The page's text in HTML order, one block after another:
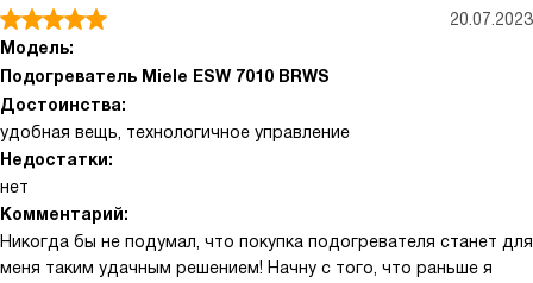
20.07.2023
Модель:
Подогреватель Miele ESW 7010 BRWS
Достоинства:
удобная вещь, технологичное управление
Недостатки:
нет
Комментарий:
Никогда бы не подумал, что покупка подогревателя станет для
меня таким удачным решением! Начну с того, что раньше я